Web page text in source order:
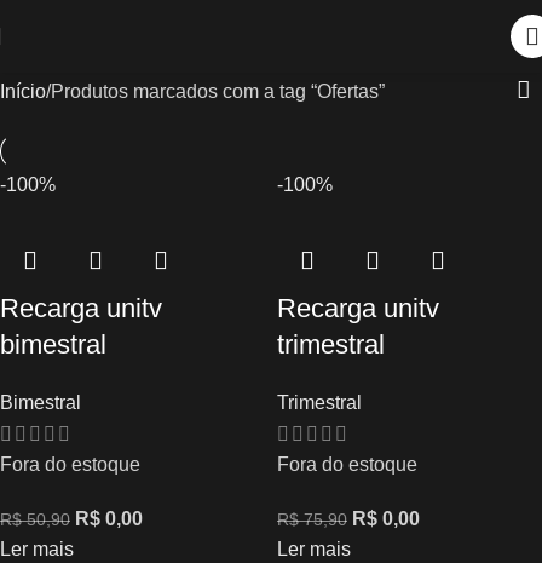
Início Produtos marcados com a tag “Ofertas”
-100%
Recarga unitv
bimestral
Bimestral
Fora do estoque
R$50,90 R$ 0,00
Ler mais
-100%
Recarga unitv
trimestral
Trimestral
Fora do estoque
R$75,90 R$ 0,00
Ler mais